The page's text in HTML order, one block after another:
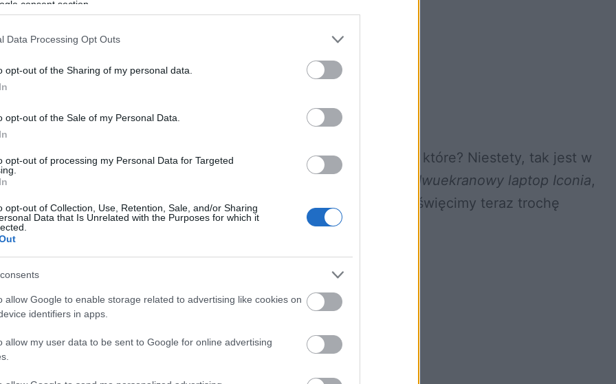
consent section.
Data Processing Opt Outs
opt-out of the Sharing of my personal data.
opt-out of the Sale of my Personal Data.
opt-out of processing my Personal Data for Targeted
opt-out of Collection, Use, Retention, Sale, and/or Sharing
Data that Is Unrelated with the Purposes for which it
allow Google to enable storage related to advertising like cookies on
identifiers in apps.
allow my user data to be sent to Google for online advertising
ad
kilka urządzeń tak samo i później trudno połapać się które jest które? Niestety, tak jest w
kilka nowości. Do serii Iconia należy znany już wcześniej dwuekranowy laptop Iconia,
Tab , którego sercem jestprocesor AMD
. Temu ostatniemu poświęcimy teraz trochę